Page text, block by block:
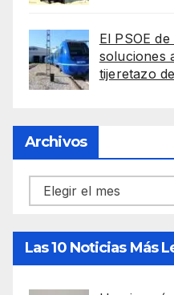
El PSOE
soluciones
tijeretazo
Archivos
Archivos
Las 10 Noticias Más